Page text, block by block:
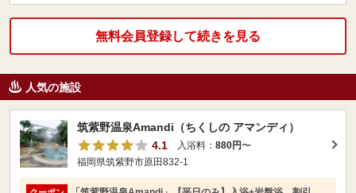
無料会員登録して続きを見る
人気の施設
筑紫野温泉Amandi（ちくしの アマンディ）
4.1
入浴料： 880円〜
福岡県筑紫野市原田832-1